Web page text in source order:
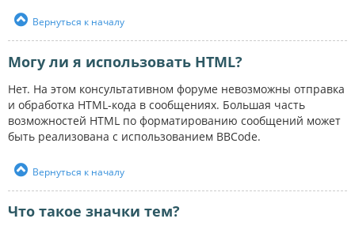
Вернуться к началу
Могу ли я использовать HTML?
Нет. На этом консультативном форуме невозможны отправка
и обработка HTML-кода в сообщениях. Большая часть
возможностей HTML по форматированию сообщений может
быть реализована с использованием BBCode.
Вернуться к началу
Что такое значки тем?